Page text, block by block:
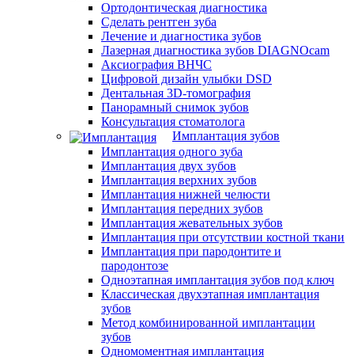
Ортодонтическая диагностика
Сделать рентген зуба
Лечение и диагностика зубов
Лазерная диагностика зубов DIAGNOcam
Аксиография ВНЧС
Цифровой дизайн улыбки DSD
Дентальная 3D-томография
Панорамный снимок зубов
Консультация стоматолога
Имплантация зубов
Имплантация одного зуба
Имплантация двух зубов
Имплантация верхних зубов
Имплантация нижней челюсти
Имплантация передних зубов
Имплантация жевательных зубов
Имплантация при отсутствии костной ткани
Имплантация при пародонтите и
пародонтозе
Одноэтапная имплантация зубов под ключ
Классическая двухэтапная имплантация
зубов
Метод комбинированной имплантации
зубов
Одномоментная имплантация